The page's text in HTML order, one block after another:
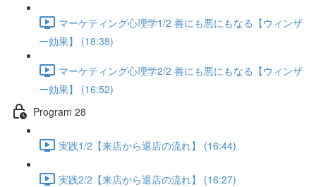
マーケティング心理学1/2 善にも悪にもなる【ウィンザ
ー効果】 (18:38)
マーケティング心理学2/2 善にも悪にもなる【ウィンザ
ー効果】 (16:52)
Program 28
実践1/2【来店から退店の流れ】 (16:44)
実践2/2【来店から退店の流れ】 (16:27)